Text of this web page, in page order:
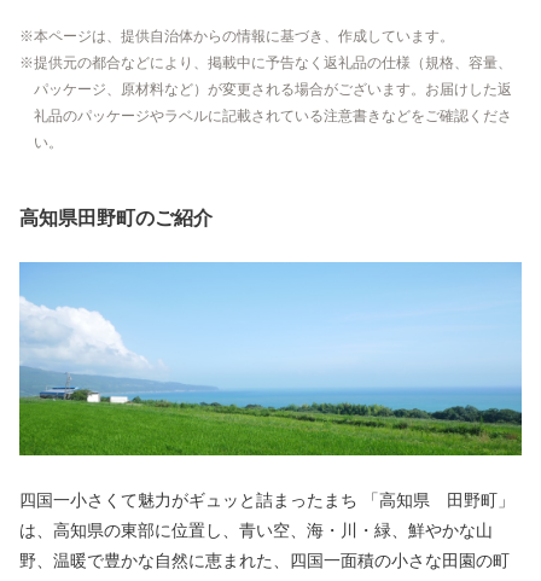
本ページは、提供自治体からの情報に基づき、作成しています。
提供元の都合などにより、掲載中に予告なく返礼品の仕様（規格、容量、
パッケージ、原材料など）が変更される場合がございます。お届けした返
礼品のパッケージやラベルに記載されている注意書きなどをご確認くださ
い。
高知県田野町のご紹介
四国一小さくて魅力がギュッと詰まったまち 「高知県 田野町」
は、高知県の東部に位置し、青い空、海・川・緑、鮮やかな山
野、温暖で豊かな自然に恵まれた、四国一面積の小さな田園の町